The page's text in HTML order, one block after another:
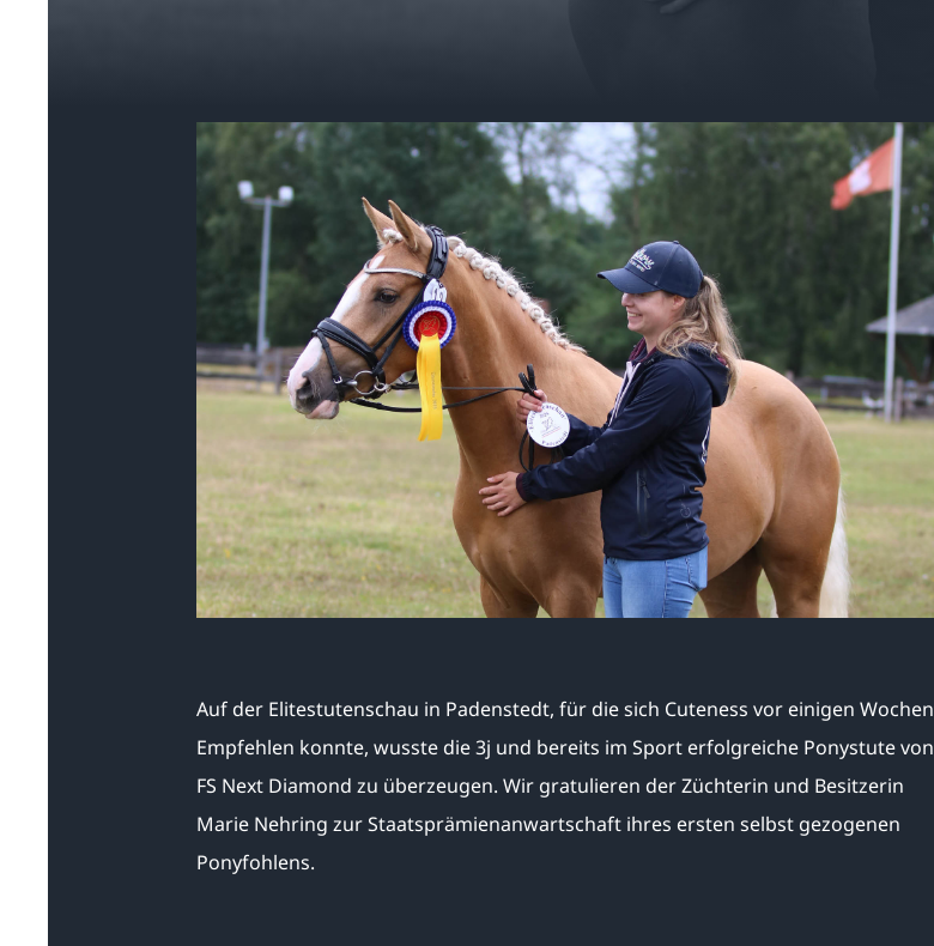
Auf der Elitestutenschau in Padenstedt, für die sich Cuteness vor einigen Wochen
Empfehlen konnte, wusste die 3j und bereits im Sport erfolgreiche Ponystute von
FS Next Diamond zu überzeugen. Wir gratulieren der Züchterin und Besitzerin
Marie Nehring zur Staatsprämienanwartschaft ihres ersten selbst gezogenen
Ponyfohlens.